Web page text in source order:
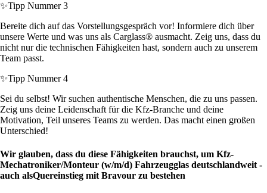
✨Tipp Nummer 3
Bereite dich auf das Vorstellungsgespräch vor! Informiere dich über
unsere Werte und was uns als Carglass® ausmacht. Zeig uns, dass du
nicht nur die technischen Fähigkeiten hast, sondern auch zu unserem
Team passt.
✨Tipp Nummer 4
Sei du selbst! Wir suchen authentische Menschen, die zu uns passen.
Zeig uns deine Leidenschaft für die Kfz-Branche und deine
Motivation, Teil unseres Teams zu werden. Das macht einen großen
Unterschied!
Wir glauben, dass du diese Fähigkeiten brauchst, um Kfz-
Mechatroniker/Monteur (w/m/d) Fahrzeugglas deutschlandweit -
auch alsQuereinstieg mit Bravour zu bestehen